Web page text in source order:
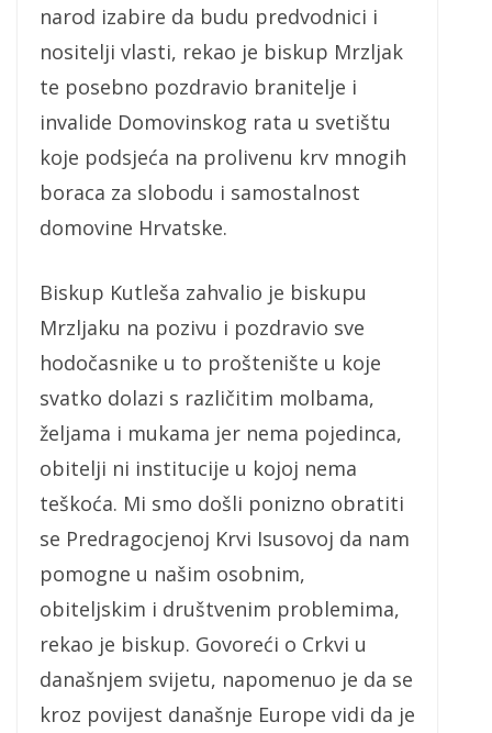
narod izabire da budu predvodnici i
nositelji vlasti, rekao je biskup Mrzljak
te posebno pozdravio branitelje i
invalide Domovinskog rata u svetištu
koje podsjeća na prolivenu krv mnogih
boraca za slobodu i samostalnost
domovine Hrvatske.
Biskup Kutleša zahvalio je biskupu
Mrzljaku na pozivu i pozdravio sve
hodočasnike u to proštenište u koje
svatko dolazi s različitim molbama,
željama i mukama jer nema pojedinca,
obitelji ni institucije u kojoj nema
teškoća. Mi smo došli ponizno obratiti
se Predragocjenoj Krvi Isusovoj da nam
pomogne u našim osobnim,
obiteljskim i društvenim problemima,
rekao je biskup. Govoreći o Crkvi u
današnjem svijetu, napomenuo je da se
kroz povijest današnje Europe vidi da je